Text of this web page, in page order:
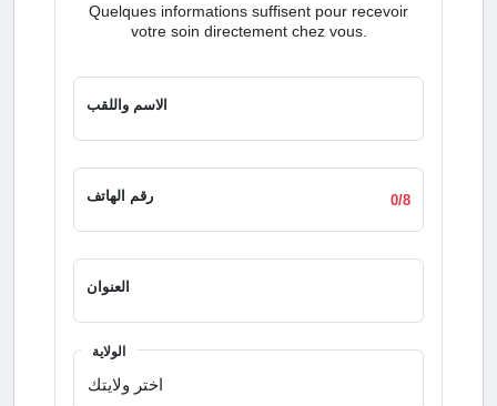
Quelques informations suffisent pour recevoir
votre soin directement chez vous.
الاسم واللقب
رقم الهاتف 0/8
العنوان
الولاية